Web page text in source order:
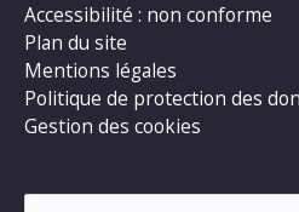
Accessibilité : non conforme
Plan du site
Mentions légales
Politique de protection des
Gestion des cookies